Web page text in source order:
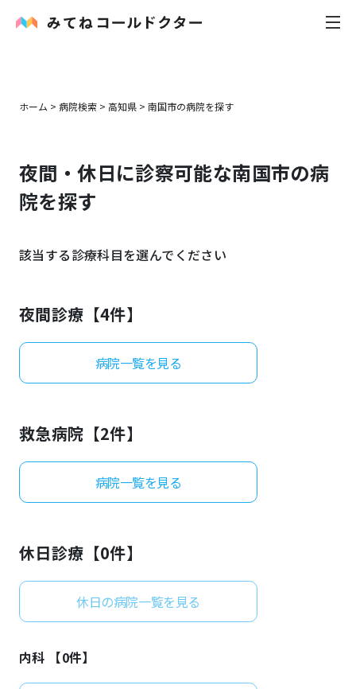
花粉症
感染症
お知らせ
よくあるご質問
ホーム > 病院検索 > 高知県 > 南国市の病院を探す
夜間・休日に診察可能な南国市の病
院を探す
該当する診療科目を選んでください
夜間診療【4件】
病院一覧を見る
救急病院【2件】
病院一覧を見る
休日診療【0件】
休日の病院一覧を見る
内科 【0件】